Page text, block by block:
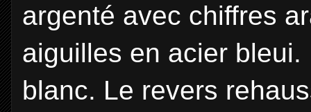
argenté avec chiffres
aiguilles en acier
blanc. Le revers